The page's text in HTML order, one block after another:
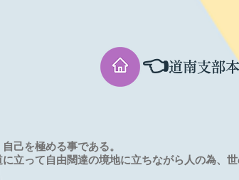
👈道南支部
己を極める事である。
立って自由闊達の境地に立ちながら人の為、